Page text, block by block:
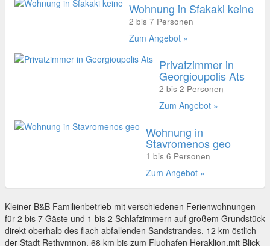
Wohnung in Sfakaki keine
2 bis 7 Personen
Zum Angebot »
Privatzimmer in
Georgioupolis Ats
2 bis 2 Personen
Zum Angebot »
Wohnung in
Stavromenos geo
1 bis 6 Personen
Zum Angebot »
Kleiner B&B Familienbetrieb mit verschiedenen Ferienwohnungen
für 2 bis 7 Gäste und 1 bis 2 Schlafzimmern auf großem Grundstück
direkt oberhalb des flach abfallenden Sandstrandes, 12 km östlich
der Stadt Rethymnon, 68 km bis zum Flughafen Heraklion,mit Blick